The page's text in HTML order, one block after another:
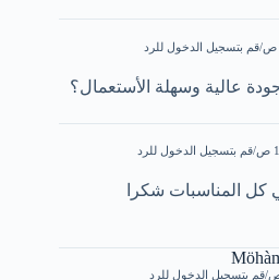
قم بتسجيل الدخول للرد
عالية وسهلة الأستعمال؟
قم بتسجيل الدخول للرد
كل المناسبات شكرا
قم بتسجيل الدخول للرد